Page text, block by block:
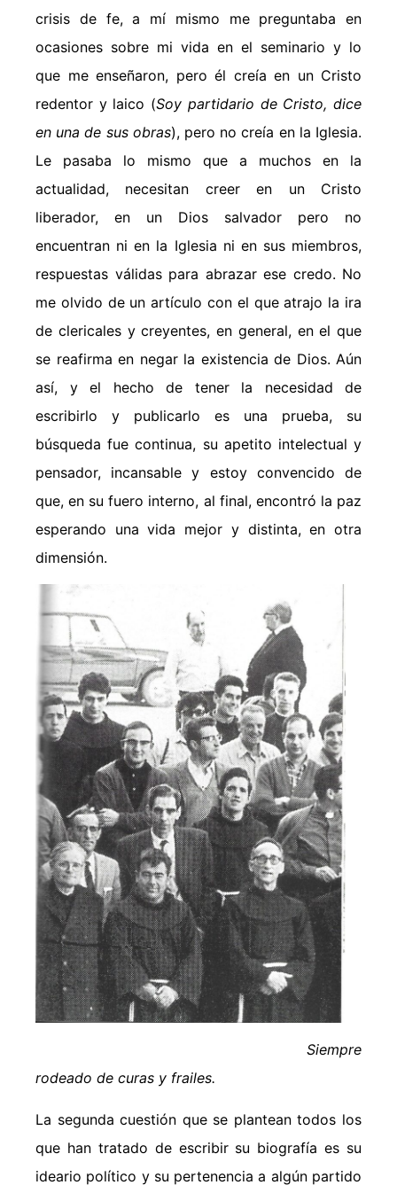
crisis de fe, a mí mismo me preguntaba en
ocasiones sobre mi vida en el seminario y lo
que me enseñaron, pero él creía en un Cristo
redentor y laico (Soy partidario de Cristo, dice
en una de sus obras), pero no creía en la Iglesia.
Le pasaba lo mismo que a muchos en la
actualidad, necesitan creer en un Cristo
liberador, en un Dios salvador pero no
encuentran ni en la Iglesia ni en sus miembros,
respuestas válidas para abrazar ese credo. No
me olvido de un artículo con el que atrajo la ira
de clericales y creyentes, en general, en el que
se reafirma en negar la existencia de Dios. Aún
así, y el hecho de tener la necesidad de
escribirlo y publicarlo es una prueba, su
búsqueda fue continua, su apetito intelectual y
pensador, incansable y estoy convencido de
que, en su fuero interno, al final, encontró la paz
esperando una vida mejor y distinta, en otra
dimensión.
Siempre
rodeado de curas y frailes.
La segunda cuestión que se plantean todos los
que han tratado de escribir su biografía es su
ideario político y su pertenencia a algún partido